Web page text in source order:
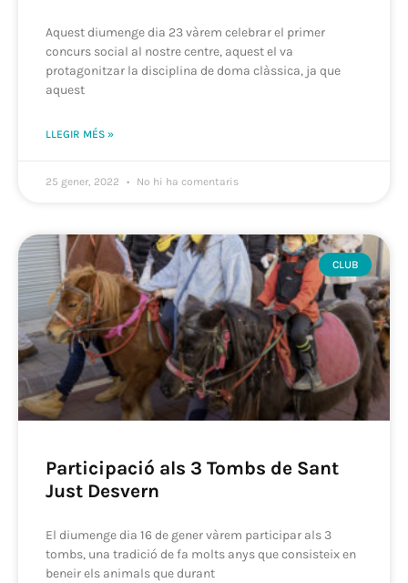
Aquest diumenge dia 23 vàrem celebrar el primer
concurs social al nostre centre, aquest el va
protagonitzar la disciplina de doma clàssica, ja que
aquest
LLEGIR MÉS »
25 gener, 2022 No hi ha comentaris
CLUB
Participació als 3 Tombs de Sant
Just Desvern
El diumenge dia 16 de gener vàrem participar als 3
tombs, una tradició de fa molts anys que consisteix en
beneir els animals que durant